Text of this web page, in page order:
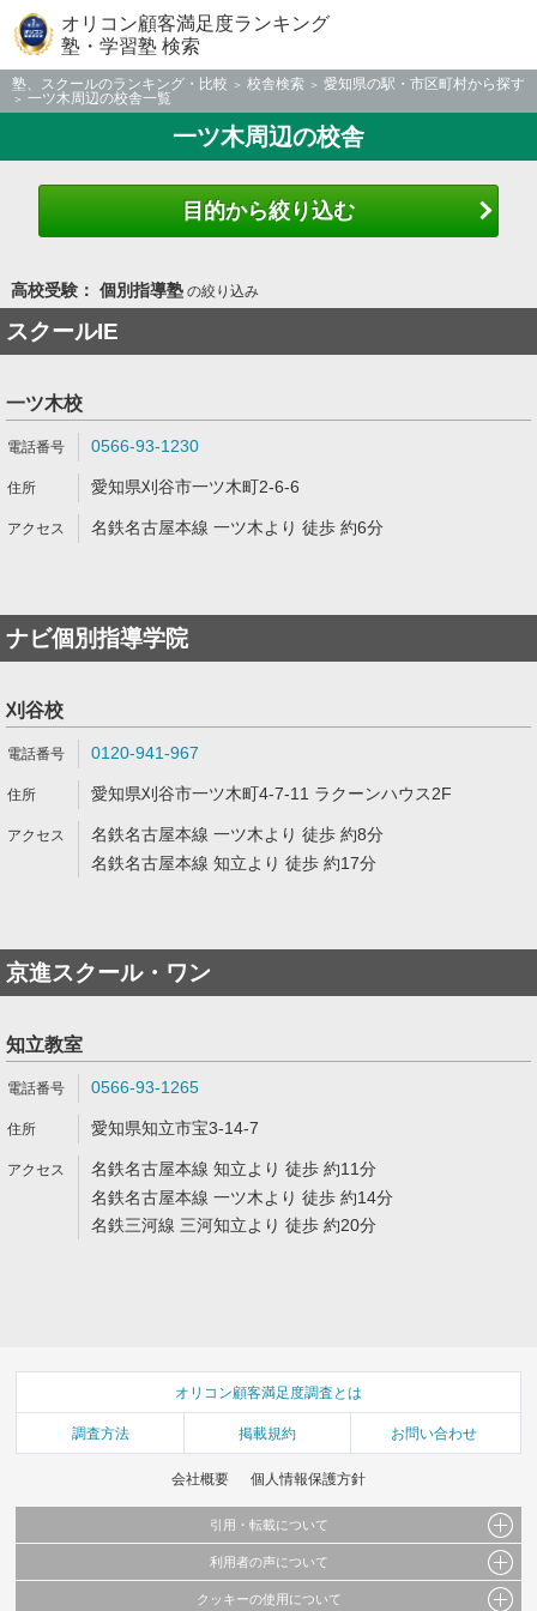
オリコン顧客満足度ランキング
塾・学習塾 検索
塾、スクールのランキング・比較 校舎検索
愛知県の駅・市区町村から探す
一ツ木周辺の校舎一覧
一ツ木周辺の校舎
目的から絞り込む
高校受験： 個別指導塾の絞り込み
スクールIE
一ツ木校
0566-93-1230
愛知県刈谷市一ツ木町2-6-6
名鉄名古屋本線 一ツ木より 徒歩 約6分
ナビ個別指導学院
刈谷校
0120-941-967
愛知県刈谷市一ツ木町4-7-11 ラクーンハウス2F
名鉄名古屋本線 一ツ木より 徒歩 約8分
名鉄名古屋本線 知立より 徒歩 約17分
京進スクール・ワン
知立教室
0566-93-1265
愛知県知立市宝3-14-7
名鉄名古屋本線 知立より 徒歩 約11分
名鉄名古屋本線 一ツ木より 徒歩 約14分
名鉄三河線 三河知立より 徒歩 約20分
オリコン顧客満足度調査とは
調査方法 掲載規約 お問い合わせ
会社概要 個人情報保護方針
引用・転載について
当サイトで公開されている情報（文字、写真、イラスト、画像データ等）及びこれらの配
利用者の声について
当サイトに掲載している内容はすべてサービスの利用者が提出された見解・感想です。
クッキーの使用について